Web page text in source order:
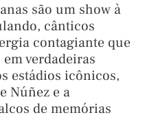
são um show à
cânticos
contagiante que
verdadeiras
estádios icônicos,
Núñez e a
de memórias